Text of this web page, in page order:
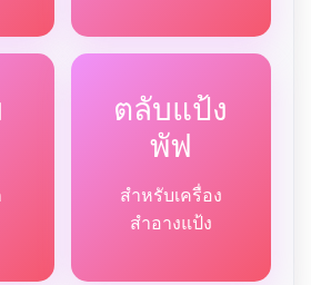
ตลับแป้ง
พัฟ
สำหรับเครื่อง
สำอางแป้ง